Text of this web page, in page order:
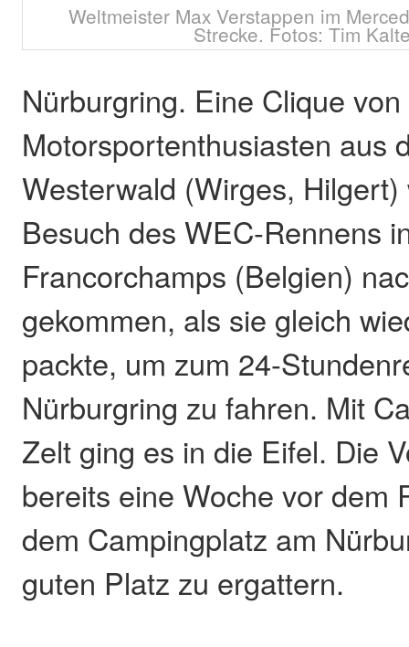
Weltmeister Max Verstappen im
Strecke. Fotos: Tim
Nürburgring. Eine Clique
Motorsportenthusiasten aus
Westerwald (Wirges,
Besuch des WEC-Rennens
Francorchamps (Belgien)
gekommen, als sie gleich
packte, um zum 24-
Nürburgring zu fahren. Mit
Zelt ging es in die Eifel. Die
bereits eine Woche vor dem
dem Campingplatz am
guten Platz zu ergattern.